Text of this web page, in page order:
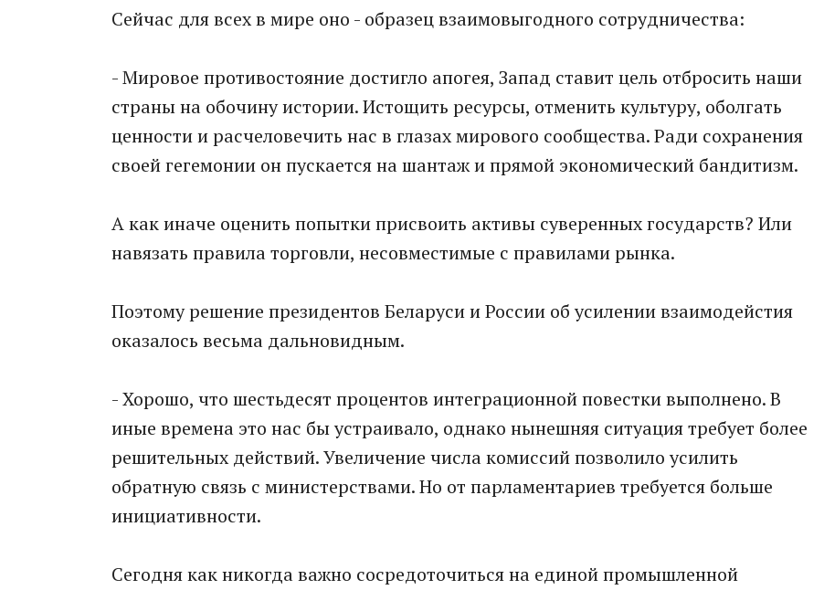
Сейчас для всех в мире оно - образец взаимовыгодного сотрудничества:
- Мировое противостояние достигло апогея, Запад ставит цель отбросить наши
страны на обочину истории. Истощить ресурсы, отменить культуру, оболгать
ценности и расчеловечить нас в глазах мирового сообщества. Ради сохранения
своей гегемонии он пускается на шантаж и прямой экономический бандитизм.
А как иначе оценить попытки присвоить активы суверенных государств? Или
навязать правила торговли, несовместимые с правилами рынка.
Поэтому решение президентов Беларуси и России об усилении взаимодейстия
оказалось весьма дальновидным.
- Хорошо, что шестьдесят процентов интеграционной повестки выполнено. В
иные времена это нас бы устраивало, однако нынешняя ситуация требует более
решительных действий. Увеличение числа комиссий позволило усилить
обратную связь с министерствами. Но от парламентариев требуется больше
инициативности.
Сегодня как никогда важно сосредоточиться на единой промышленной